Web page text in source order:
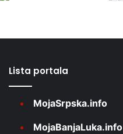
Lista portala
MojaSrpska.info
MojaBanjaLuka.info